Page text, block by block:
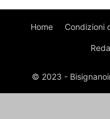
Home Condizioni
© 2023 -